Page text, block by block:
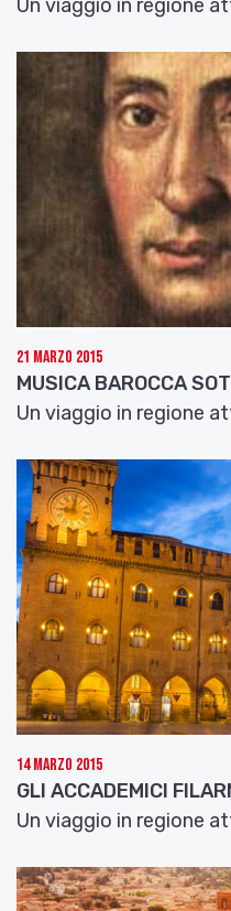
Un viaggio in regione
21 Marzo 2015
MUSICA BAROCCA
Un viaggio in regione
14 Marzo 2015
GLI ACCADEMICI
Un viaggio in regione